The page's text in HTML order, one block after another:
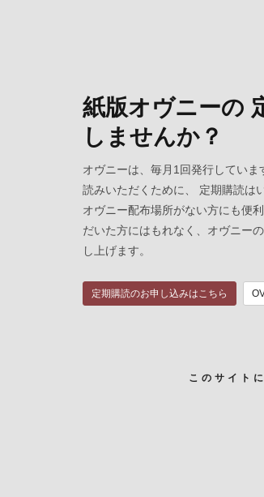
紙版オヴニーの
しませんか？
オヴニーは、毎月1回発行していま
読みいただくために、 定期購読は
オヴニー配布場所がない方にも便
だいた方にはもれなく、オヴニー
し上げます。
定期購読のお申し込みはこちら
このサイト